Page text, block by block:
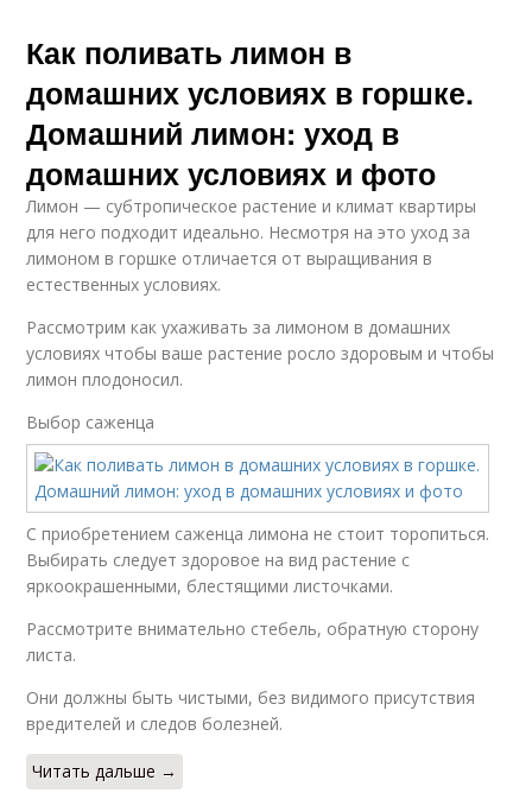
Как поливать лимон в
домашних условиях в горшке.
Домашний лимон: уход в
домашних условиях и фото
Лимон — субтропическое растение и климат квартиры
для него подходит идеально. Несмотря на это уход за
лимоном в горшке отличается от выращивания в
естественных условиях.
Рассмотрим как ухаживать за лимоном в домашних
условиях чтобы ваше растение росло здоровым и чтобы
лимон плодоносил.
Выбор саженца
С приобретением саженца лимона не стоит торопиться.
Выбирать следует здоровое на вид растение с
яркоокрашенными, блестящими листочками.
Рассмотрите внимательно стебель, обратную сторону
листа.
Они должны быть чистыми, без видимого присутствия
вредителей и следов болезней.
Читать дальше →